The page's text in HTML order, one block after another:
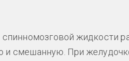
жидкости
и смешанную. При